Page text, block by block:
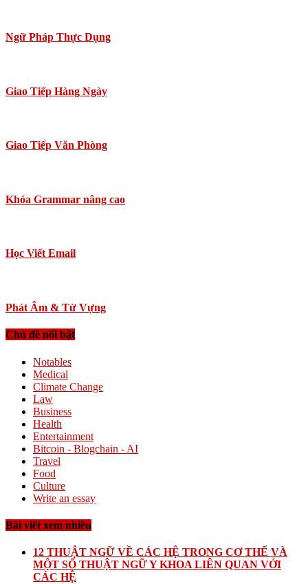
Ngữ Pháp Thực Dụng
Giao Tiếp Hàng Ngày
Giao Tiếp Văn Phòng
Khóa Grammar nâng cao
Học Viết Email
Phát Âm & Từ Vựng
Chủ đề nổi bật
Notables
Medical
Climate Change
Law
Business
Health
Entertainment
Bitcoin - Blogchain - AI
Travel
Food
Culture
Write an essay
Bài viết xem nhiều
12 THUẬT NGỮ VỀ CÁC HỆ TRONG CƠ THỂ VÀ
MỘT SỐ THUẬT NGỮ Y KHOA LIÊN QUAN VỚI
CÁC HỆ